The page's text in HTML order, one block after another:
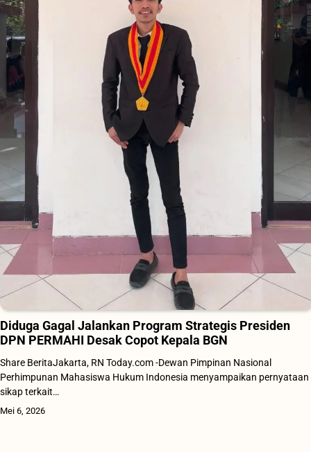
Diduga Gagal Jalankan Program Strategis Presiden
DPN PERMAHI Desak Copot Kepala BGN
Share BeritaJakarta, RN Today.com -Dewan Pimpinan Nasional
Perhimpunan Mahasiswa Hukum Indonesia menyampaikan pernyataan
sikap terkait…
Mei 6, 2026